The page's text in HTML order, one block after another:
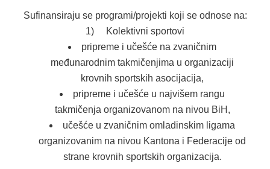
Sufinansiraju se programi/projekti koji se odnose na:
1) Kolektivni sportovi
pripreme i učešće na zvaničnim
međunarodnim takmičenjima u organizaciji
krovnih sportskih asocijacija,
pripreme i učešće u najvišem rangu
takmičenja organizovanom na nivou BiH,
učešće u zvaničnim omladinskim ligama
organizovanim na nivou Kantona i Federacije od
strane krovnih sportskih organizacija.